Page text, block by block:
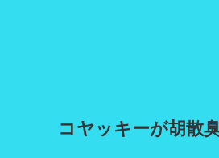
コヤッキーが胡散